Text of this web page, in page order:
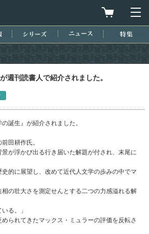
買物カゴを
近刊情報 シリーズ ニュース
週刊読書人で紹介されました。
誕生』が紹介されました。
田耕作氏。
景が浮かび出る行き届いた解題が付され、末尾に
的に展望し、改めて近代人文学の歩みの中でマ
の壮大さを測定せんとする二つの力感溢れる解
る。」
められてきたマックス・ミュラーの評価を反転さ